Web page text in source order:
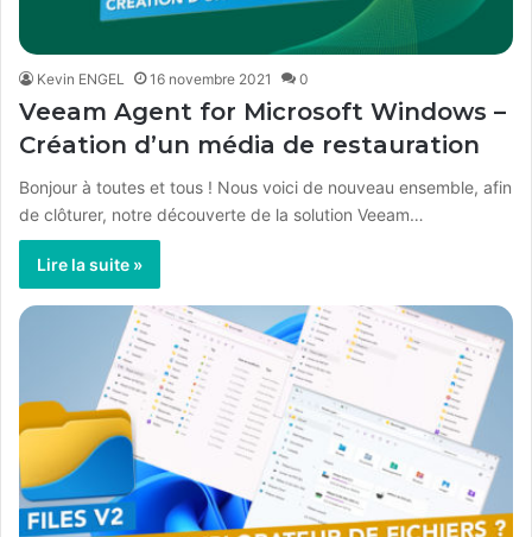
Kevin ENGEL 16 novembre 2021 0
Veeam Agent for Microsoft Windows –
Création d’un média de restauration
Bonjour à toutes et tous ! Nous voici de nouveau ensemble, afin
de clôturer, notre découverte de la solution Veeam…
Lire la suite »